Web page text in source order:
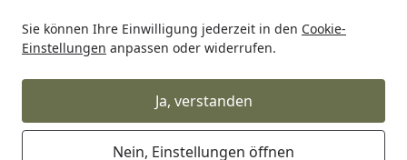
Sie können Ihre Einwilligung jederzeit in den Cookie-
Einstellungen anpassen oder widerrufen.
Ja, verstanden
Nein, Einstellungen öffnen
Startseite
Grill Weber KONTROLLFELD SPIRIT 210 ORIGINAL (85044)
Weber KONTROLLFELD SPIRIT 210
ORIGINAL (85044)